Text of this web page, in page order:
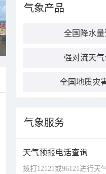
气象产品
全国降水量
强对流天气
全国地质灾
气象服务
天气预报电话查询
拨打12121或96121进行天